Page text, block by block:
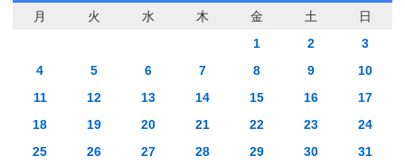
月 火 水 木 金 土
日
1
2
3
4
5 6 7 8 9
10
11
12 13 14 15 16
17
18
19 20 21 22 23
24
25
26 27 28 29 30 31